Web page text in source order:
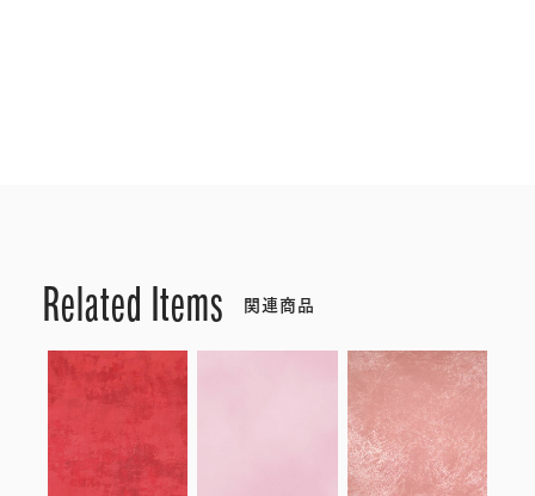
Related Items 関連商品